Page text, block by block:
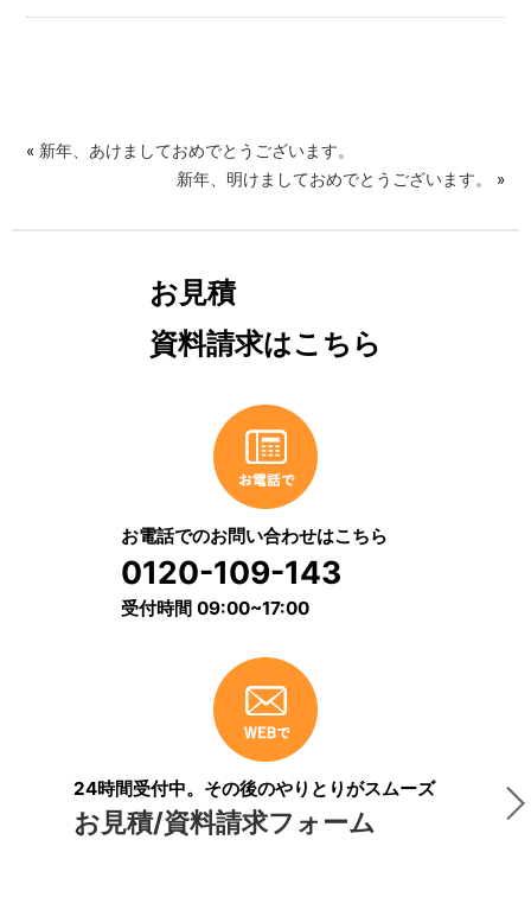
« 新年、あけましておめでとうございます。
新年、明けましておめでとうございます。
»
お見積
資料請求はこちら
お電話でのお問い合わせはこちら
0120-109-143
受付時間 09:00~17:00
24時間受付中。その後のやりとりがスムーズ
お見積/資料請求フォーム